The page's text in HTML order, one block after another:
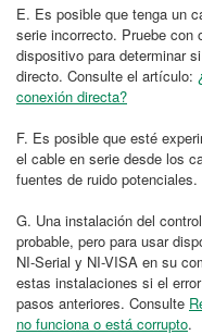
E. Es posible que tenga un
serie incorrecto. Pruebe con
dispositivo para determinar
directo. Consulte el artículo:
conexión directa?
F. Es posible que esté
el cable en serie desde los
fuentes de ruido potenciales.
G. Una instalación del
probable, pero para usar
NI-Serial y NI-VISA en su
estas instalaciones si el
pasos anteriores. Consulte
no funciona o está corrupto.